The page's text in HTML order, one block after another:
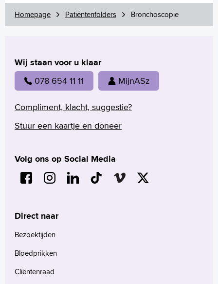
Homepage Patiëntenfolders Bronchoscopie
Wij staan voor u klaar
078 654 11 11 MijnASz
Compliment, klacht, suggestie?
Stuur een kaartje en doneer
Volg ons op Social Media
Direct naar
Bezoektijden
Bloedprikken
Cliëntenraad